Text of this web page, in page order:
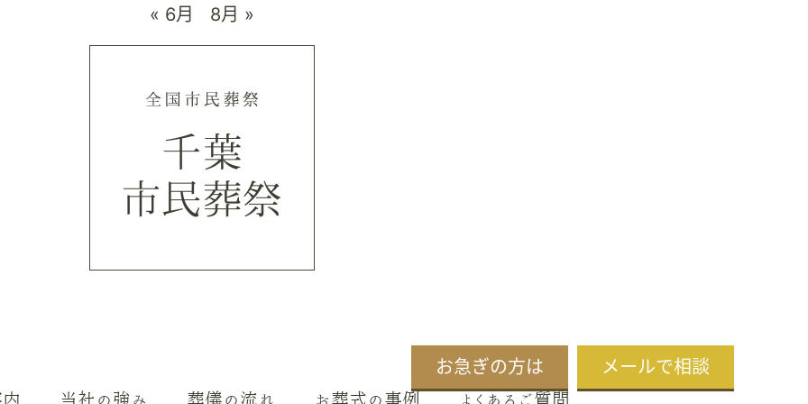
お急ぎの方は メールで相談
当社の強み 葬儀の流れ お葬式の事例 よくあるご質問
« 6月 8月 »